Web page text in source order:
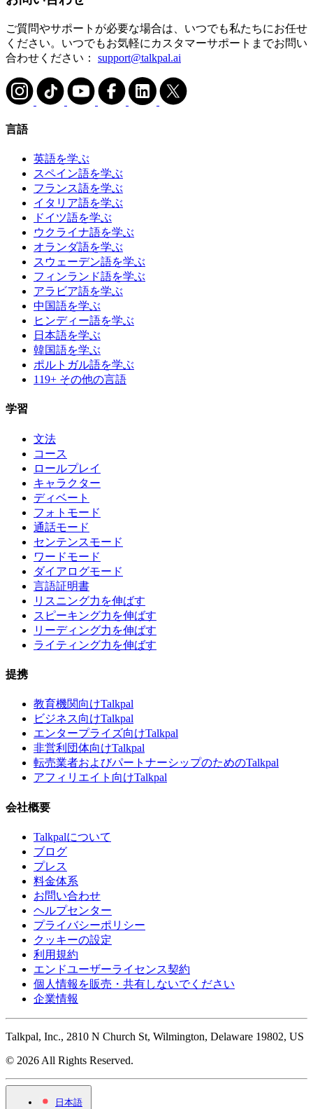
ご質問やサポートが必要な場合は、いつでも私たちにお任せ
ください。いつでもお気軽にカスタマーサポートまでお問い
合わせください： support@talkpal.ai
言語
英語を学ぶ
スペイン語を学ぶ
フランス語を学ぶ
イタリア語を学ぶ
ドイツ語を学ぶ
ウクライナ語を学ぶ
オランダ語を学ぶ
スウェーデン語を学ぶ
フィンランド語を学ぶ
アラビア語を学ぶ
中国語を学ぶ
ヒンディー語を学ぶ
日本語を学ぶ
韓国語を学ぶ
ポルトガル語を学ぶ
119+ その他の言語
学習
文法
コース
ロールプレイ
キャラクター
ディベート
フォトモード
通話モード
センテンスモード
ワードモード
ダイアログモード
言語証明書
リスニング力を伸ばす
スピーキング力を伸ばす
リーディング力を伸ばす
ライティング力を伸ばす
提携
教育機関向けTalkpal
ビジネス向けTalkpal
エンタープライズ向けTalkpal
非営利団体向けTalkpal
転売業者およびパートナーシップのためのTalkpal
アフィリエイト向けTalkpal
会社概要
Talkpalについて
ブログ
プレス
料金体系
お問い合わせ
ヘルプセンター
プライバシーポリシー
クッキーの設定
利用規約
エンドユーザーライセンス契約
個人情報を販売・共有しないでください
企業情報
Talkpal, Inc., 2810 N Church St, Wilmington, Delaware 19802, US
© 2026 All Rights Reserved.
日本語